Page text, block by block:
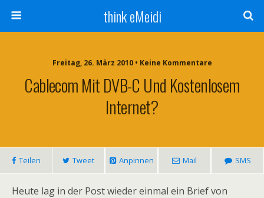
think eMeidi
Freitag, 26. März 2010 • Keine Kommentare
Cablecom Mit DVB-C Und Kostenlosem
Internet?
Teilen Tweet Anpinnen Mail SMS
Heute lag in der Post wieder einmal ein Brief von